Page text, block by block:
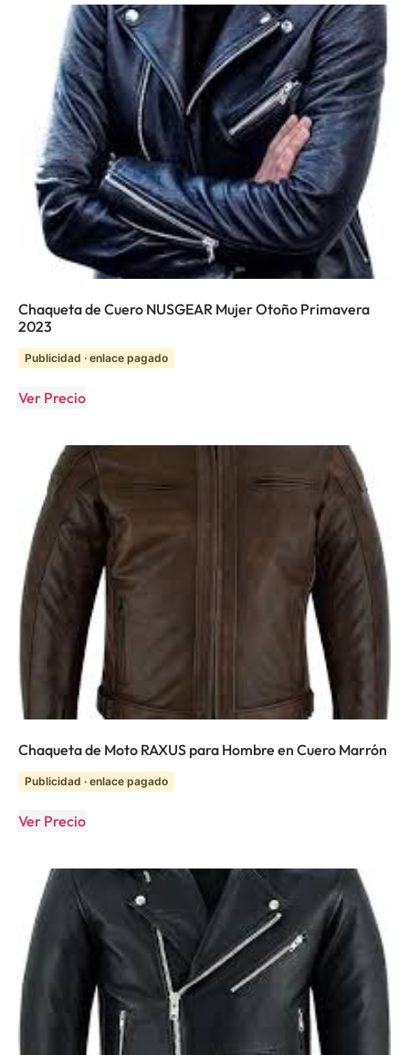
Chaqueta de Cuero NUSGEAR Mujer Otoño Primavera
2023
Publicidad · enlace pagado
Ver Precio
Chaqueta de Moto RAXUS para Hombre en Cuero Marrón
Publicidad · enlace pagado
Ver Precio